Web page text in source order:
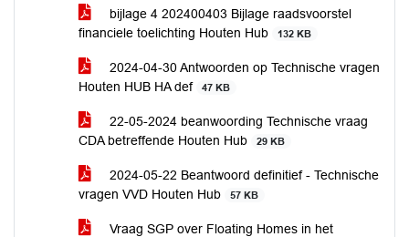
bijlage 4 202400403 Bijlage raadsvoorstel
financiele toelichting Houten Hub
132 KB
2024-04-30 Antwoorden op Technische vragen
Houten HUB HA def
47 KB
22-05-2024 beanwoording Technische vraag
CDA betreffende Houten Hub
29 KB
2024-05-22 Beantwoord definitief - Technische
vragen VVD Houten Hub
57 KB
Vraag SGP over Floating Homes in het